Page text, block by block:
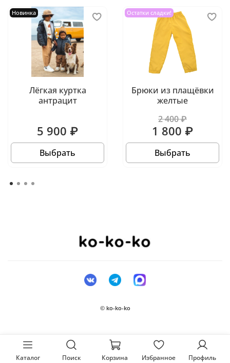
Новинка
Лёгкая куртка
антрацит
5 900 ₽
Выбрать
Остатки сладки!
Брюки из плащёвки
желтые
2 400 ₽
1 800 ₽
Выбрать
© ko-ko-ko
Каталог Поиск Корзина Избранное Профиль